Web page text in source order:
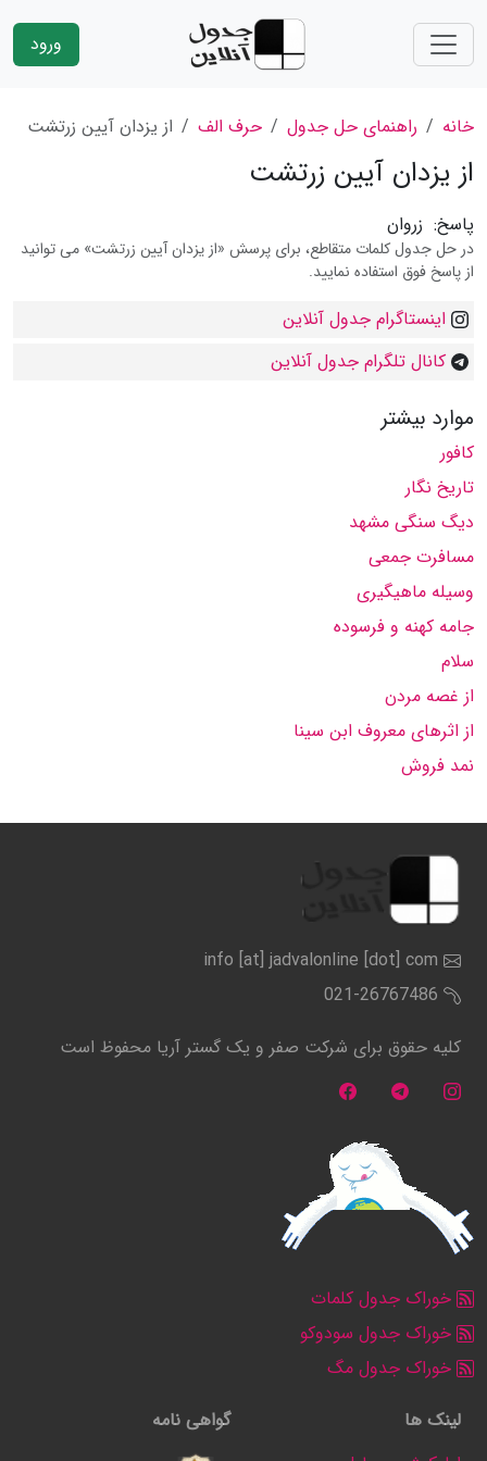
ورود
خانه راهنمای حل جدول حرف الف از یزدان آیین زرتشت
از یزدان آیین زرتشت
پاسخ: زروان
در حل جدول کلمات متقاطع، برای پرسش «از یزدان آیین زرتشت» می توانید
از پاسخ فوق استفاده نمایید.
اینستاگرام جدول آنلاین
کانال تلگرام جدول آنلاین
موارد بیشتر
کافور
تاریخ نگار
دیگ سنگی مشهد
مسافرت جمعی
وسیله ماهیگیری
جامه کهنه و فرسوده
سلام
از غصه مردن
از اثرهای معروف ابن سینا
نمد فروش
info [at] jadvalonline [dot] com
021-26767486
کلیه حقوق برای شرکت صفر و یک گستر آریا محفوظ است
خوراک جدول کلمات
خوراک جدول سودوکو
خوراک جدول مگ
لینک ها
گواهی نامه